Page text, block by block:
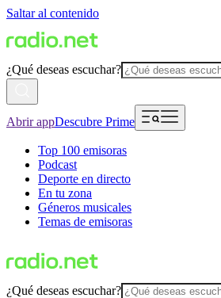
Saltar al contenido
¿Qué deseas escuchar?
Abrir appDescubre Prime
Top 100 emisoras
Podcast
Deporte en directo
En tu zona
Géneros musicales
Temas de emisoras
¿Qué deseas escuchar?